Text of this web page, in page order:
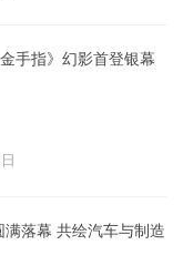
手指》幻影首登银幕
落幕 共绘汽车与制造